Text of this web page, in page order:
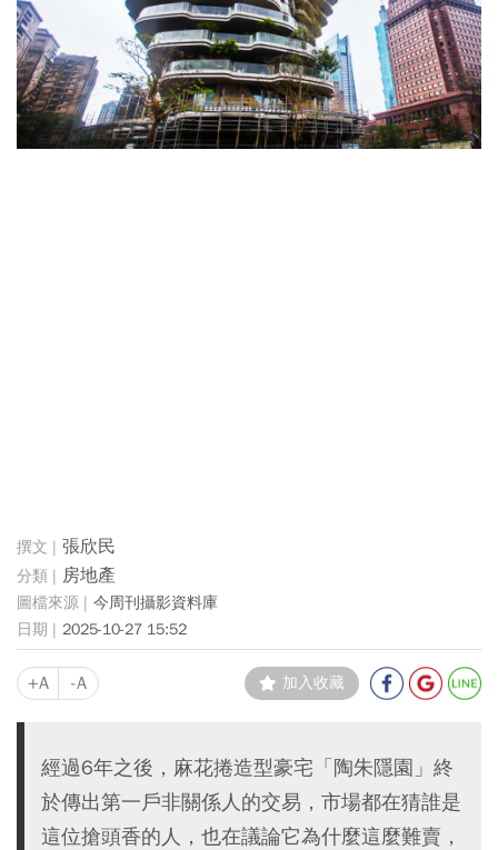
張欣民
房地產
今周刊攝影資料庫
2025-10-27 15:52
+A -A 加入收藏
經過6年之後，麻花捲造型豪宅「陶朱隱園」終
於傳出第一戶非關係人的交易，市場都在猜誰是
這位搶頭香的人，也在議論它為什麼這麼難賣，